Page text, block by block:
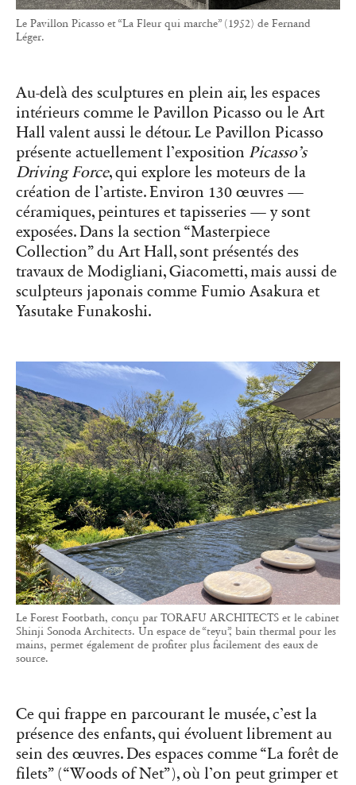
Le Pavillon Picasso et “La Fleur qui marche” (1952) de Fernand
Léger.
Au-delà des sculptures en plein air, les espaces
intérieurs comme le Pavillon Picasso ou le Art
Hall valent aussi le détour. Le Pavillon Picasso
présente actuellement l’exposition Picasso’s
Driving Force, qui explore les moteurs de la
création de l’artiste. Environ 130 œuvres —
céramiques, peintures et tapisseries — y sont
exposées. Dans la section “Masterpiece
Collection” du Art Hall, sont présentés des
travaux de Modigliani, Giacometti, mais aussi de
sculpteurs japonais comme Fumio Asakura et
Yasutake Funakoshi.
Le Forest Footbath, conçu par TORAFU ARCHITECTS et le cabinet
Shinji Sonoda Architects. Un espace de “teyu”, bain thermal pour les
mains, permet également de profiter plus facilement des eaux de
source.
Ce qui frappe en parcourant le musée, c’est la
présence des enfants, qui évoluent librement au
sein des œuvres. Des espaces comme “La forêt de
filets” (“Woods of Net”), où l’on peut grimper et